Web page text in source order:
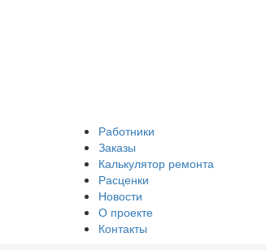
Работники
Заказы
Калькулятор ремонта
Расценки
Новости
О проекте
Контакты